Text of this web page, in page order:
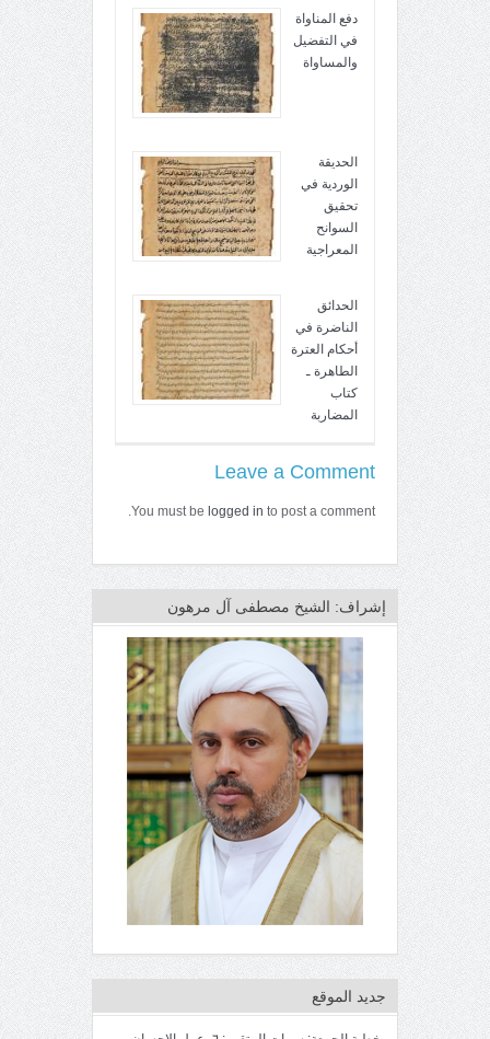
دفع المناواة
في التفضيل
والمساواة
الحديقة
الوردية في
تحقيق
السوانح
المعراجية
الحدائق
الناضرة في
أحكام العترة
الطاهرة ـ
كتاب
المضاربة
Leave a Comment
You must be logged in to post a comment.
إشراف: الشيخ مصطفى آل مرهون
جديد الموقع